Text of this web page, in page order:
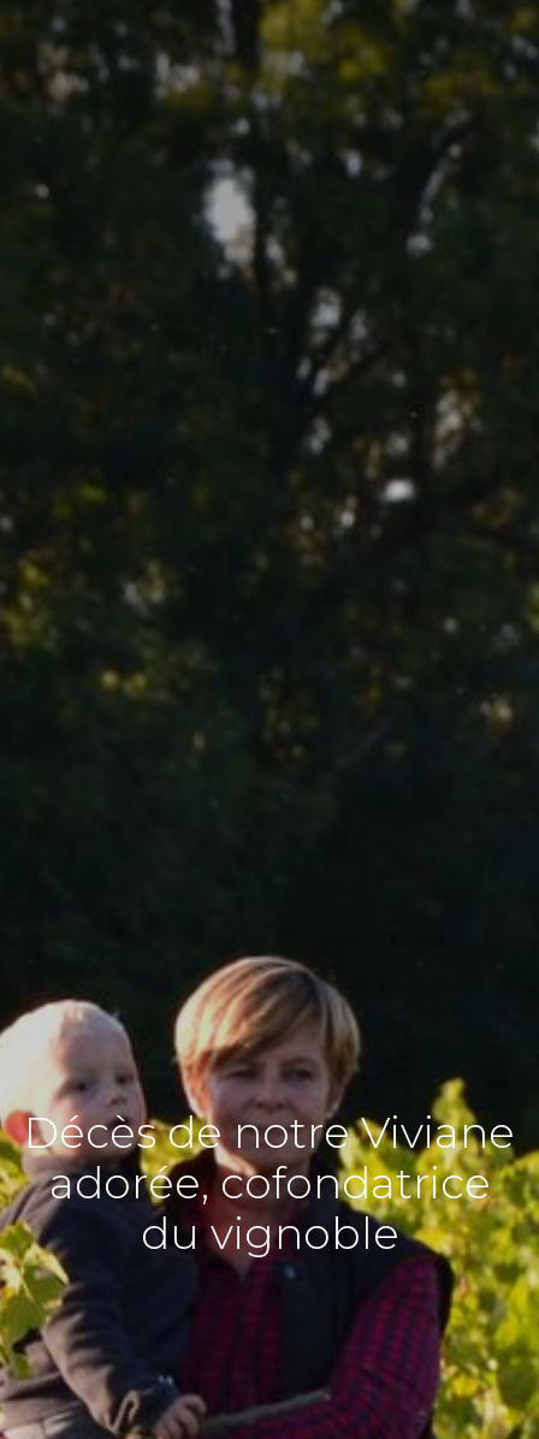
Décès de notre Viviane
adorée, cofondatrice
du vignoble